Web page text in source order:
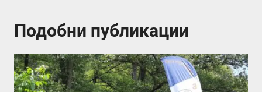
Подобни публикации